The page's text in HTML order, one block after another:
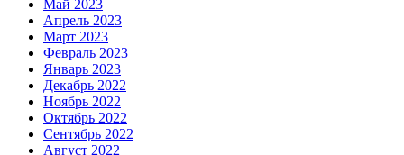
Май 2023
Апрель 2023
Март 2023
Февраль 2023
Январь 2023
Декабрь 2022
Ноябрь 2022
Октябрь 2022
Сентябрь 2022
Август 2022